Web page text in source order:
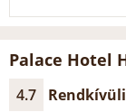
Palace Hotel
4.7 Rendkívüli